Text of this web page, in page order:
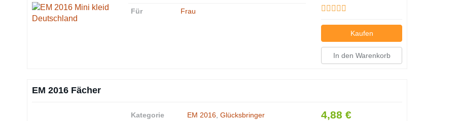
Kaufen
In den Warenkorb
Für
Frau
EM 2016 Fächer
4,88 €
Kategorie EM 2016 Glücksbringer